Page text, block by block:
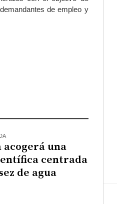
de empleo y
una
centrada
de agua